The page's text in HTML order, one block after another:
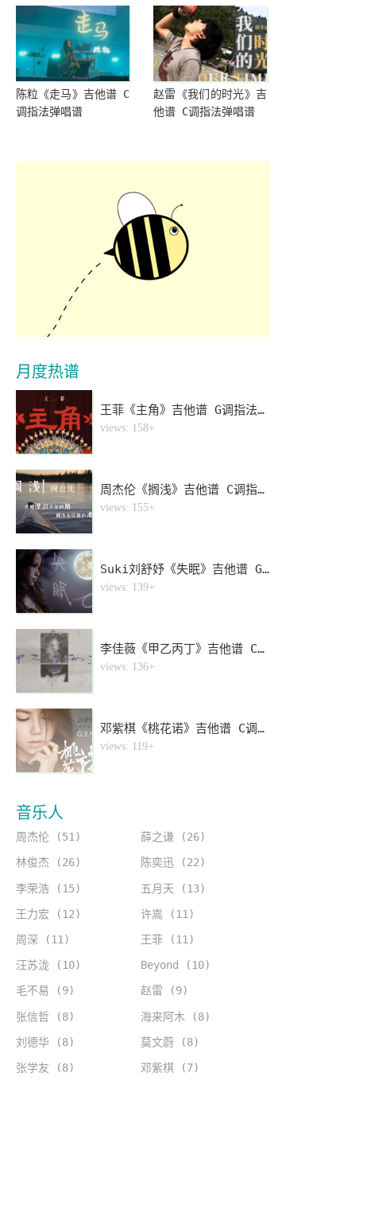
陈粒《走马》吉他谱 C
调指法弹唱谱
赵雷《我们的时光》吉
他谱 C调指法弹唱谱
月度热谱
1
王菲《主角》吉他谱 G调指法弹唱谱
views: 158+
2
周杰伦《搁浅》吉他谱 C调指法弹唱谱
views: 155+
3
Suki刘舒妤《失眠》吉他谱 G调指法弹唱谱
views: 139+
4
李佳薇《甲乙丙丁》吉他谱 C调指法弹唱谱
views: 136+
5
邓紫棋《桃花诺》吉他谱 C调指法弹唱谱
views: 119+
音乐人
周杰伦 (51) 薛之谦 (26)
林俊杰 (26) 陈奕迅 (22)
李荣浩 (15) 五月天 (13)
王力宏 (12) 许嵩 (11)
周深 (11) 王菲 (11)
汪苏泷 (10) Beyond (10)
毛不易 (9) 赵雷 (9)
张信哲 (8) 海来阿木 (8)
刘德华 (8) 莫文蔚 (8)
张学友 (8) 邓紫棋 (7)